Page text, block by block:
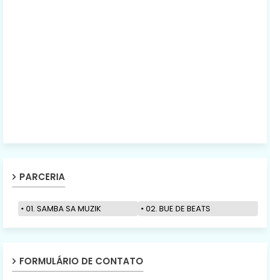
PARCERIA
01. SAMBA SA MUZIK 02. BUE DE BEATS
FORMULÁRIO DE CONTATO